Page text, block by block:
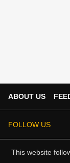
ABOUT US
FOLLOW US
This website